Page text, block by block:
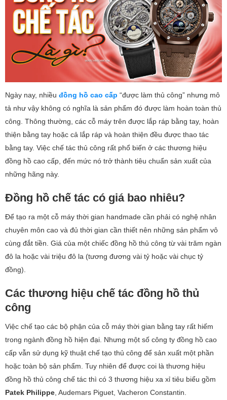
Ngày nay, nhiều đồng hồ cao cấp “được làm thủ công” nhưng mô
tả như vậy không có nghĩa là sản phẩm đó được làm hoàn toàn thủ
công. Thông thường, các cỗ máy trên được lắp ráp bằng tay, hoàn
thiện bằng tay hoặc cả lắp ráp và hoàn thiện đều được thao tác
bằng tay. Việc chế tác thủ công rất phổ biến ở các thương hiệu
đồng hồ cao cấp, đến mức nó trở thành tiêu chuẩn sản xuất của
những hãng này.
Đồng hồ chế tác có giá bao nhiêu?
Để tạo ra một cỗ máy thời gian handmade cần phải có nghệ nhân
chuyên môn cao và đủ thời gian cần thiết nên những sản phẩm vô
cùng đắt tiền. Giá của một chiếc đồng hồ thủ công từ vài trăm ngàn
đô la hoặc vài triệu đô la (tương đương vài tỷ hoặc vài chục tỷ
đồng).
Các thương hiệu chế tác đồng hồ thủ
công
Việc chế tạo các bộ phận của cỗ máy thời gian bằng tay rất hiếm
trong ngành đồng hồ hiện đại. Nhưng một số công ty đồng hồ cao
cấp vẫn sử dụng kỹ thuật chế tạo thủ công để sản xuất một phần
hoặc toàn bộ sản phẩm. Tuy nhiên để được coi là thương hiệu
đồng hồ thủ công chế tác thì có 3 thương hiệu xa xỉ tiêu biểu gồm
Patek Philippe , Audemars Piguet, Vacheron Constantin.